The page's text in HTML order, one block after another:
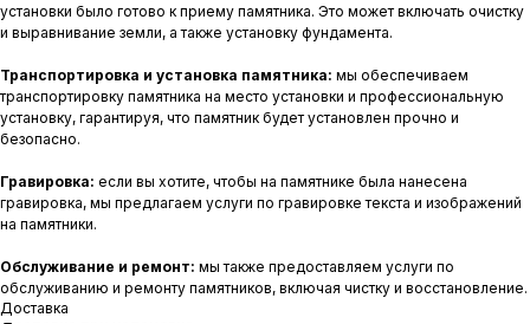
установки было готово к приему памятника. Это может включать очистку
и выравнивание земли, а также установку фундамента.
Транспортировка и установка памятника: мы обеспечиваем
транспортировку памятника на место установки и профессиональную
установку, гарантируя, что памятник будет установлен прочно и
безопасно.
Гравировка: если вы хотите, чтобы на памятнике была нанесена
гравировка, мы предлагаем услуги по гравировке текста и изображений
на памятники.
Обслуживание и ремонт: мы также предоставляем услуги по
обслуживанию и ремонту памятников, включая чистку и восстановление.
Доставка